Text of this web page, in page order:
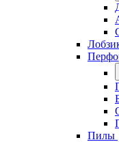
Пилы